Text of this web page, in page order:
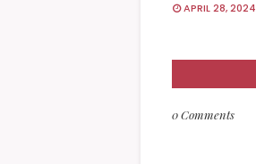
APRIL 28, 2024
0 Comments